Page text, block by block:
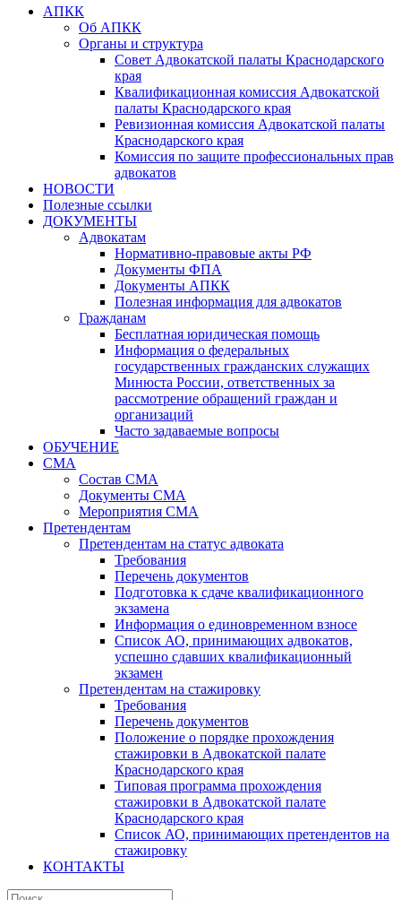
АПКК
Об АПКК
Органы и структура
Совет Адвокатской палаты Краснодарского
края
Квалификационная комиссия Адвокатской
палаты Краснодарского края
Ревизионная комиссия Адвокатской палаты
Краснодарского края
Комиссия по защите профессиональных прав
адвокатов
НОВОСТИ
Полезные ссылки
ДОКУМЕНТЫ
Адвокатам
Нормативно-правовые акты РФ
Документы ФПА
Документы АПКК
Полезная информация для адвокатов
Гражданам
Бесплатная юридическая помощь
Информация о федеральных
государственных гражданских служащих
Минюста России, ответственных за
рассмотрение обращений граждан и
организаций
Часто задаваемые вопросы
ОБУЧЕНИЕ
СМА
Состав СМА
Документы СМА
Мероприятия СМА
Претендентам
Претендентам на статус адвоката
Требования
Перечень документов
Подготовка к сдаче квалификационного
экзамена
Информация о единовременном взносе
Список АО, принимающих адвокатов,
успешно сдавших квалификационный
экзамен
Претендентам на стажировку
Требования
Перечень документов
Положение о порядке прохождения
стажировки в Адвокатской палате
Краснодарского края
Типовая программа прохождения
стажировки в Адвокатской палате
Краснодарского края
Список АО, принимающих претендентов на
стажировку
КОНТАКТЫ